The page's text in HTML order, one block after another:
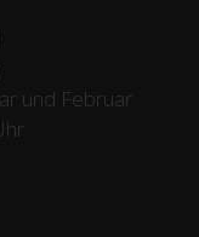
und Februar